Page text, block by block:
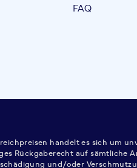
FAQ
handelt es sich um
Rückgaberecht auf sämtliche
und/oder